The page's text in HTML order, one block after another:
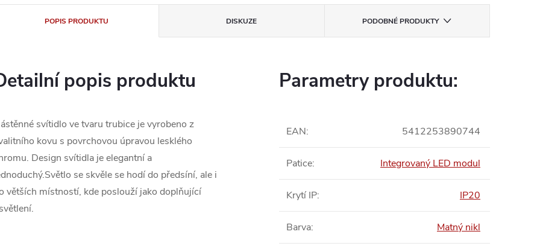
POPIS PRODUKTU DISKUZE PODOBNÉ PRODUKTY
popis produktu
svítidlo ve tvaru trubice je vyrobeno z
kovu s povrchovou úpravou lesklého
Design svítidla je elegantní a
se skvěle se hodí do předsíní, ale i
větších místností, kde poslouží jako doplňující
Parametry produktu:
EAN: 5412253890744
Patice: Integrovaný LED modul
Krytí IP: IP20
Barva: Matný nikl